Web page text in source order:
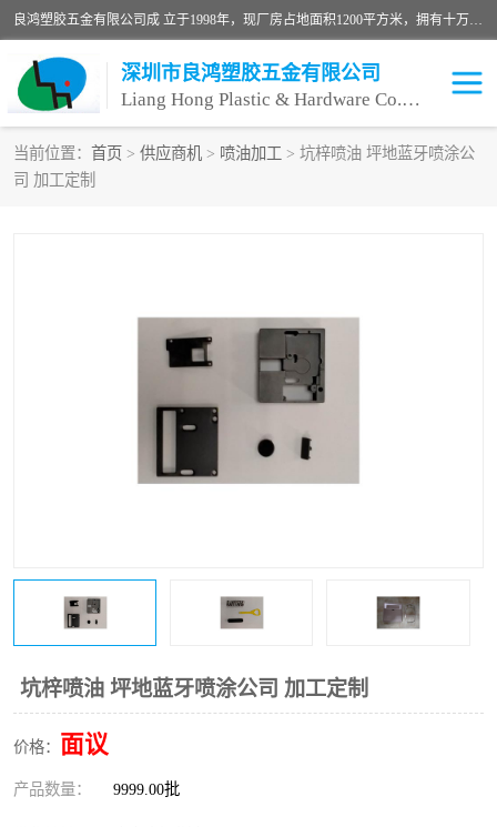
良鸿塑胶五金有限公司成 立于1998年，现厂房占地面积1200平方米，拥有十万级无尘车间，自动喷涂线1条，手动喷涂线2条，丝印移印滚印烫印拉线1条，本公司自建厂以来一直 以“顾客、品质、服务三个第一”为原则，从来货到处理、喷漆、烘烤、品检、包装等每一道工序都严格把持质量关，竭诚为广大朋友、客户服务。现如今已深得广 大客户信赖。
深圳市良鸿塑胶五金有限公司
Liang Hong Plastic & Hardware Co. Ltd
当前位置： 首页 > 供应商机 > 喷油加工 > 坑梓喷油 坪地蓝牙喷涂公
司 加工定制
坑梓喷油 坪地蓝牙喷涂公司 加工定制
价格： 面议
产品数量： 9999.00批
喷油加工